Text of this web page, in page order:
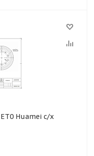
Huamei с/х